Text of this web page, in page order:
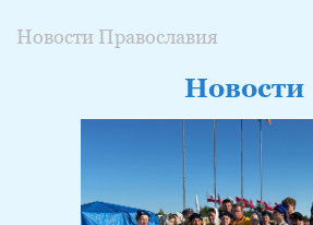
Новости Православия
Новости